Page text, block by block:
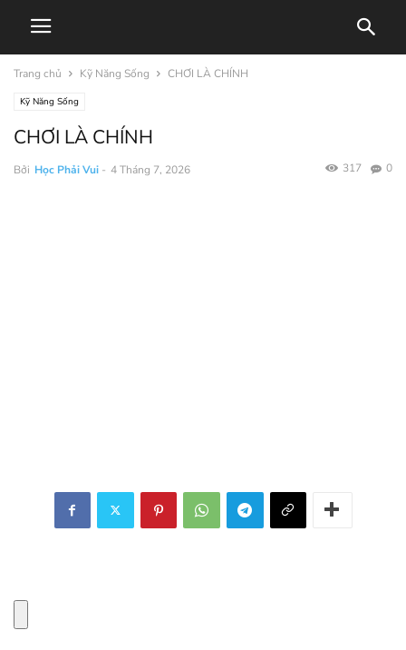
Trang chủ Kỹ Năng Sống CHƠI LÀ CHÍNH
Kỹ Năng Sống
CHƠI LÀ CHÍNH
Bởi Học Phải Vui - 4 Tháng 7, 2026 0
317